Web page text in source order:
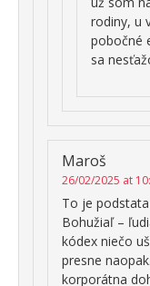
rodiny, u
pobočné
sa
Maroš
26/02/2025 at
To je
Bohužiaľ –
kódex niečo
presne
korporátna